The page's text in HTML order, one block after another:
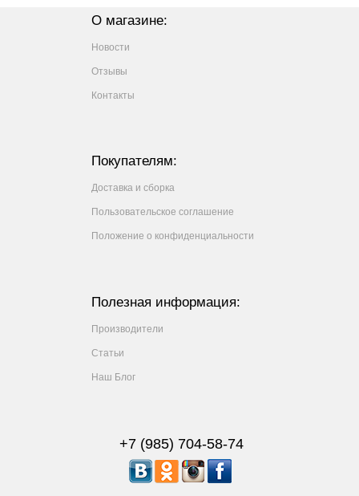
О магазине:
Новости
Отзывы
Контакты
Покупателям:
Доставка и сборка
Пользовательское соглашение
Положение о конфиденциальности
Полезная информация:
Производители
Статьи
Наш Блог
+7 (985) 704-58-74